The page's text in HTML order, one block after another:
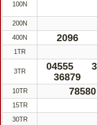
100N
200N
400N 2096
1TR
3TR 04555
36879
10TR 78580
15TR
30TR